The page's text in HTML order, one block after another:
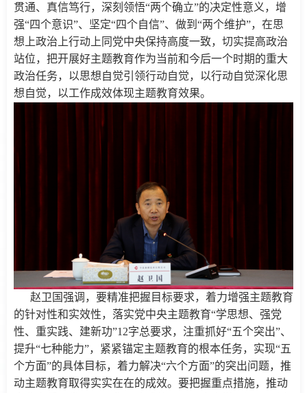
贯通、真信笃行，深刻领悟“两个确立”的决定性意义，增
强“四个意识”、坚定“四个自信”、做到“两个维护”，在思
想上政治上行动上同党中央保持高度一致，切实提高政治
站位，把开展好主题教育作为当前和今后一个时期的重大
政治任务，以思想自觉引领行动自觉，以行动自觉深化思
想自觉，以工作成效体现主题教育效果。
赵卫国强调，要精准把握目标要求，着力增强主题教育
的针对性和实效性，落实党中央主题教育“学思想、强党
性、重实践、建新功”12字总要求，注重抓好“五个突出”、
提升“七种能力”，紧紧锚定主题教育的根本任务，实现“五
个方面”的具体目标，着力解决“六个方面”的突出问题，推
动主题教育取得实实在在的成效。要把握重点措施，推动